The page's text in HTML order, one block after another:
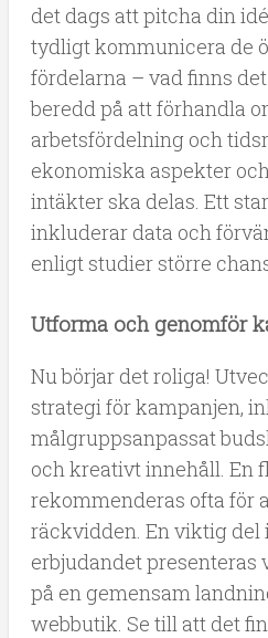
det dags att pitcha din
tydligt kommunicera de
fördelarna – vad finns
beredd på att förhandla
arbetsfördelning och
ekonomiska aspekter
intäkter ska delas. Ett
inkluderar data och
enligt studier större
Utforma och genomför
Nu börjar det roliga!
strategi för kampanjen,
målgruppsanpassat
och kreativt innehåll. En
rekommenderas ofta för
räckvidden. En viktig del
erbjudandet presenteras
på en gemensam
webbutik. Se till att det